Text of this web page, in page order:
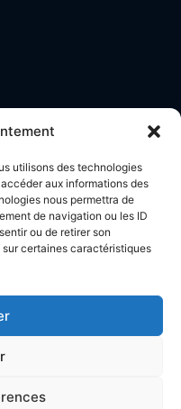
utilisons des technologies
aux informations des
nous permettra de
de navigation ou les ID
ou de retirer son
certaines caractéristiques
41 69